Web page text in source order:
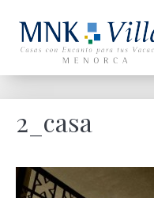
2_casa